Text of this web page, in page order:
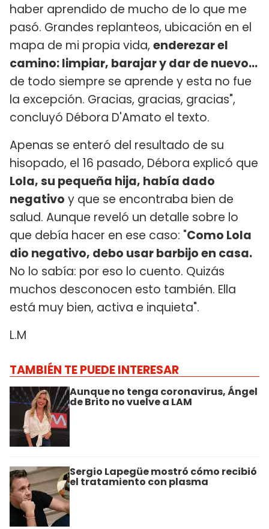
haber aprendido de mucho de lo que me
pasó. Grandes replanteos, ubicación en el
mapa de mi propia vida, enderezar el
camino: limpiar, barajar y dar de nuevo...
de todo siempre se aprende y esta no fue
la excepción. Gracias, gracias, gracias",
concluyó Débora D'Amato el texto.
Apenas se enteró del resultado de su
hisopado, el 16 pasado, Débora explicó que
Lola, su pequeña hija, había dado
negativo y que se encontraba bien de
salud. Aunque reveló un detalle sobre lo
que debía hacer en ese caso: "Como Lola
dio negativo, debo usar barbijo en casa.
No lo sabía: por eso lo cuento. Quizás
muchos desconocen esto también. Ella
está muy bien, activa e inquieta".
L.M
TAMBIÉN TE PUEDE INTERESAR
Aunque no tenga coronavirus, Ángel
de Brito no vuelve a LAM
Sergio Lapegüe mostró cómo recibió
el tratamiento con plasma